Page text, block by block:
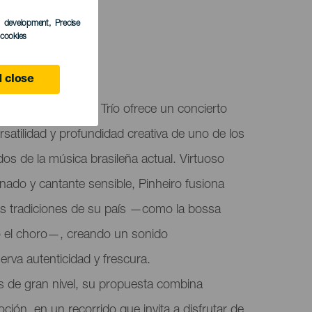
development, Precise
close
el Chico Pinheiro Trío ofrece un concierto
y profundidad creativa de uno de los
de la música brasileña actual. Virtuoso
y cantante sensible, Pinheiro fusiona
tradiciones de su país —como la bossa
el choro—, creando un sonido
autenticidad y frescura.
de gran nivel, su propuesta combina